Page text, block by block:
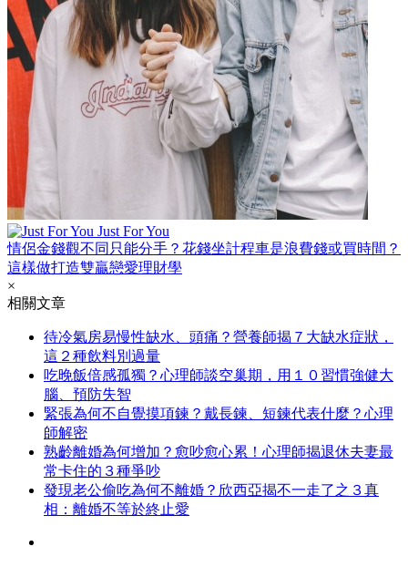
Just For You
情侶金錢觀不同只能分手？花錢坐計程車是浪費錢或買時間？
這樣做打造雙贏戀愛理財學
×
相關文章
待冷氣房易慢性缺水、頭痛？營養師揭７大缺水症狀，
這２種飲料別過量
吃晚飯倍感孤獨？心理師談空巢期，用１０習慣強健大
腦、預防失智
緊張為何不自覺摸項鍊？戴長鍊、短鍊代表什麼？心理
師解密
熟齡離婚為何增加？愈吵愈心累！心理師揭退休夫妻最
常卡住的３種爭吵
發現老公偷吃為何不離婚？欣西亞揭不一走了之３真
相：離婚不等於終止愛